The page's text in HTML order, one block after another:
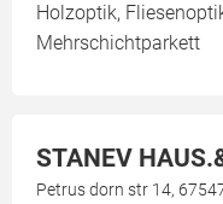
Holzoptik,
Mehrschichtparkett
STANEV
Petrus dorn str 14,